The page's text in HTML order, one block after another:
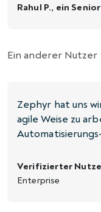
Rahul P., ein
Ein anderer
Zephyr hat uns
agile Weise zu
Verifizierter
Enterprise